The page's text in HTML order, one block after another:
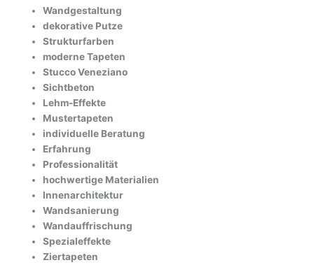
Wandgestaltung
dekorative Putze
Strukturfarben
moderne Tapeten
Stucco Veneziano
Sichtbeton
Lehm-Effekte
Mustertapeten
individuelle Beratung
Erfahrung
Professionalität
hochwertige Materialien
Innenarchitektur
Wandsanierung
Wandauffrischung
Spezialeffekte
Ziertapeten